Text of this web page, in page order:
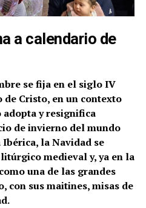
a calendario de
se fija en el siglo IV
Cristo, en un contexto
y resignifica
de invierno del mundo
la Navidad se
medieval y, ya en la
una de las grandes
con sus maitines, misas de